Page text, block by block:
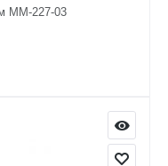
ММ-227-03